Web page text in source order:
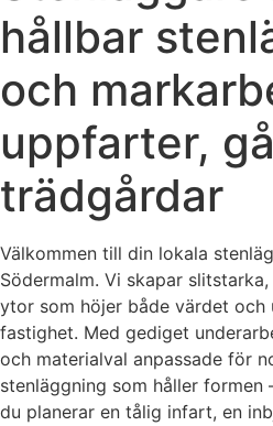
hållbar
och
uppfarter,
trädgårdar
Välkommen till din lokala
Södermalm. Vi skapar
ytor som höjer både värdet och
fastighet. Med gediget
och materialval anpassade för
stenläggning som håller formen
du planerar en tålig infart, en